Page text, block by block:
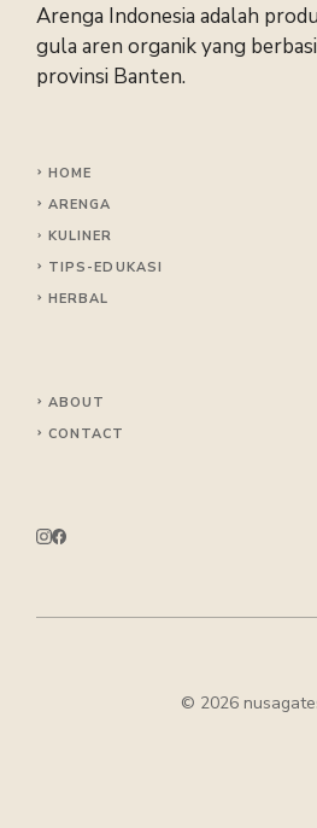
Arenga Indonesia adalah
gula aren organik yang
provinsi Banten.
HOME
ARENGA
KULINER
TIPS -EDUKASI
HERBAL
ABOUT
CONTACT
© 2026